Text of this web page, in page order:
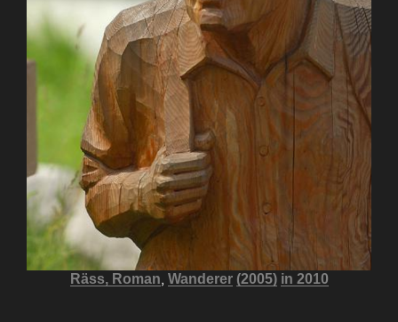
Räss, Roman, Wanderer (2005) in 2010